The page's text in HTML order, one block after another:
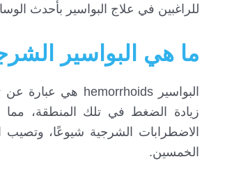
للراغبين في علاج البواسير بأحدث
ما هي البواسير
زيادة الضغط في تلك المنطقة، مما
الاضطرابات الشرجية شيوعًا،
الخمسين.